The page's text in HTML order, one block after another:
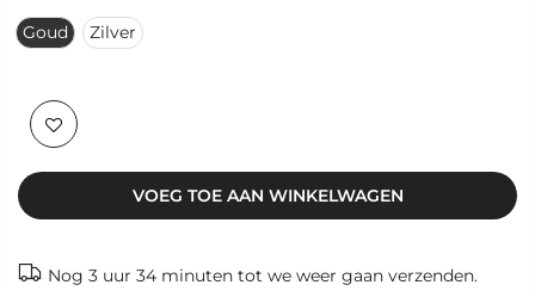
Goud Zilver
VOEG TOE AAN WINKELWAGEN
Nog 3 uur 34 minuten tot we weer gaan verzenden.